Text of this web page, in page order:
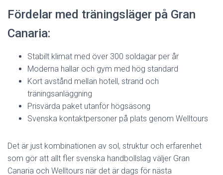
Fördelar med träningsläger på Gran
Canaria:
Stabilt klimat med över 300 soldagar per år
Moderna hallar och gym med hög standard
Kort avstånd mellan hotell, strand och
träningsanläggning
Prisvärda paket utanför högsäsong
Svenska kontaktpersoner på plats genom Welltours
Det är just kombinationen av sol, struktur och erfarenhet
som gör att allt fler svenska handbollslag väljer Gran
Canaria och Welltours när det är dags för nästa